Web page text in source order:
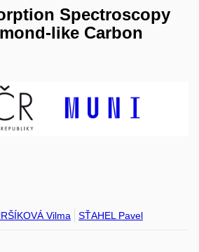
Spectroscopy
like Carbon
Vilma SŤAHEL Pavel